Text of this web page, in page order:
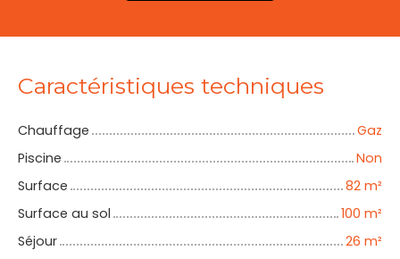
Caractéristiques techniques
Chauffage
Gaz
Piscine
Non
Surface
82 m²
Surface au sol
100 m²
Séjour
26 m²